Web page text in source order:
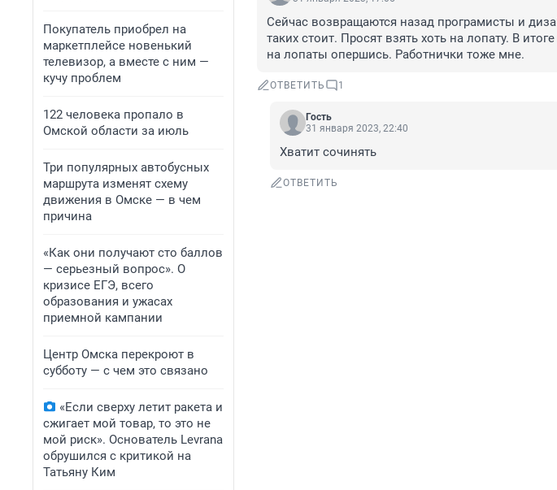
Покупатель приобрел на
маркетплейсе новенький
телевизор, а вместе с ним —
кучу проблем
122 человека пропало в
Омской области за июль
Три популярных автобусных
маршрута изменят схему
движения в Омске — в чем
причина
«Как они получают сто баллов
— серьезный вопрос». О
кризисе ЕГЭ, всего
образования и ужасах
приемной кампании
Центр Омска перекроют в
субботу — с чем это связано
«Если сверху летит ракета и
сжигает мой товар, то это не
мой риск». Основатель Levrana
обрушился с критикой на
Татьяну Ким
Сейчас возвращаются назад програмисты и
таких стоит. Просят взять хоть на лопату. В
на лопаты опершись. Работнички тоже мне.
ОТВЕТИТЬ 1
Гость
31 января 2023, 22:40
Хватит сочинять
ОТВЕТИТЬ